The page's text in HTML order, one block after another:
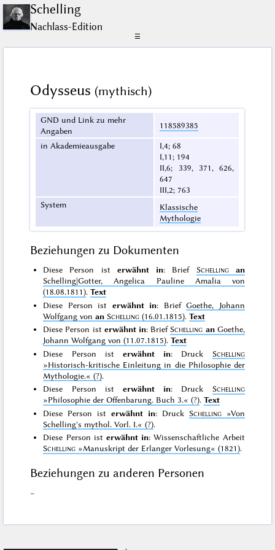
Schelling
Nachlass-Edition
☰
Odysseus (mythisch)
GND und Link zu mehr
Angaben
118589385
in Akademieausgabe
I,4; 68
I,11; 194
II,6; 339, 371, 626,
647
III,2; 763
System
Klassische
Mythologie
Beziehungen zu Dokumenten
Diese Person ist erwähnt in: Brief Schelling
an
Schelling|Gotter, Angelica Pauline Amalia von
(18.08.1811).Text
Diese Person ist erwähnt in: BriefGoethe, Johann
Wolfgang vonan Schelling (16.01.1815).Text
Diese Person ist erwähnt in: BriefSchelling anGoethe,
Johann Wolfgang von (11.07.1815).Text
Diese Person ist erwähnt in: Druck Schelling
»Historisch-kritische Einleitung in die Philosophie der
Mythologie.« (?).
Diese Person ist erwähnt in: Druck Schelling
»Philosophie der Offenbarung. Buch 3.« (?).Text
Diese Person isterwähnt in: Druck Schelling »Von
Schelling's mythol. Vorl. I.« (?).
Diese Person ist erwähnt in: Wissenschaftliche Arbeit
Schelling »Manuskript der Erlanger Vorlesung« (1821).
Beziehungen zu anderen Personen
–